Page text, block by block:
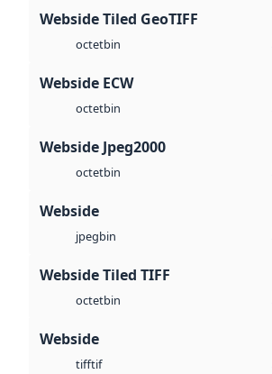
Webside Tiled GeoTIFF
octetbin
Webside ECW
octetbin
Webside Jpeg2000
octetbin
Webside
jpegbin
Webside Tiled TIFF
octetbin
Webside
tifftif